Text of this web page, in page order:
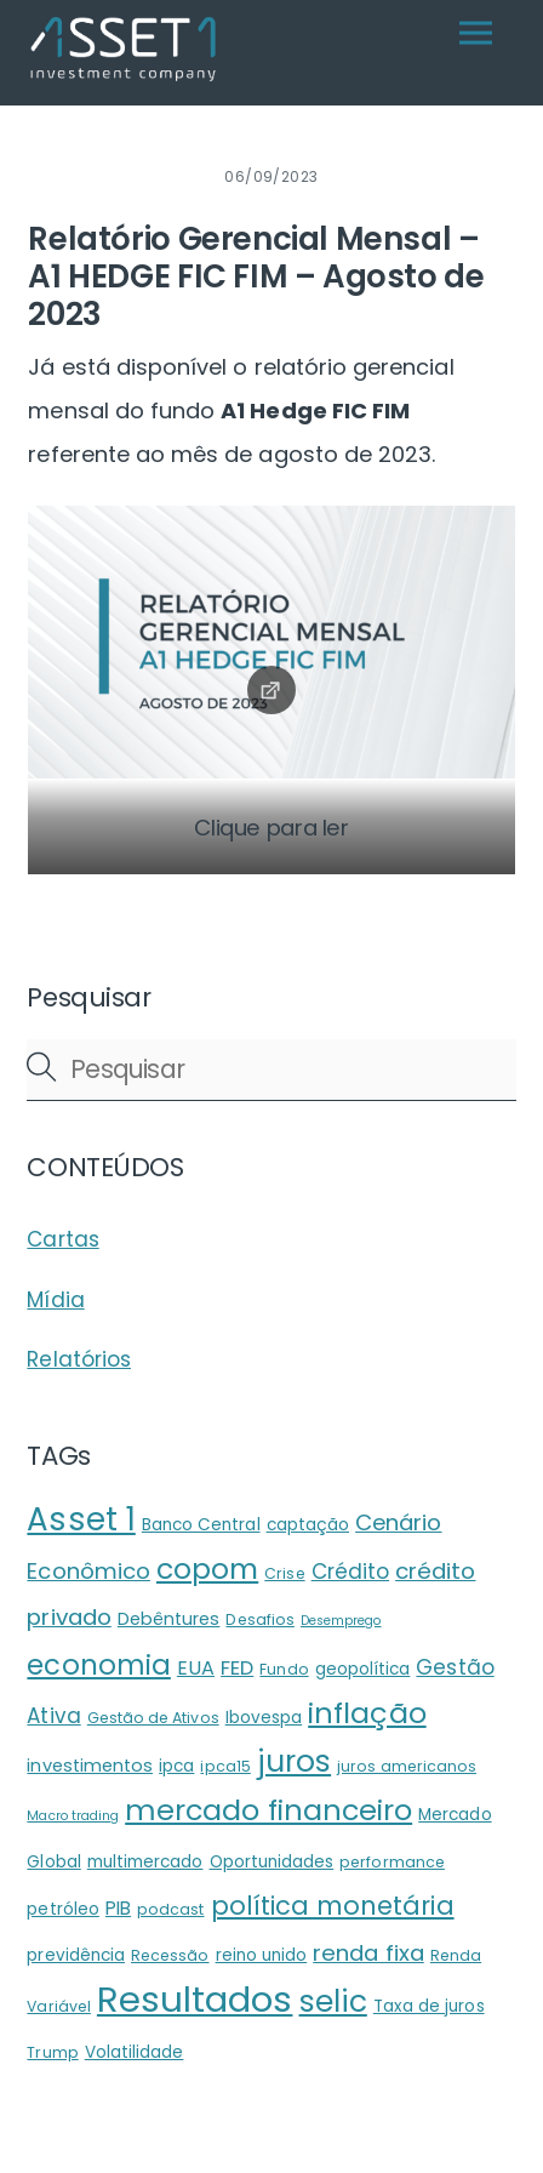
content
Menu
06/09/2023
Relatório Gerencial Mensal –
A1 HEDGE FIC FIM – Agosto de
2023
Já está disponível o relatório gerencial
mensal do fundoA1 Hedge FIC FIM
referente ao mês de agosto de 2023.
Clique para ler
Pesquisar
CONTEÚDOS
Cartas
Mídia
Relatórios
TAGs
Asset 1 Banco Central captação Cenário
Econômico copom Crise Crédito crédito
privado Debêntures Desafios Desemprego
economia EUA FED Fundo geopolítica Gestão
Ativa Gestão de Ativos Ibovespa inflação
investimentos ipca ipca15 juros juros americanos
Macro trading mercado financeiro Mercado
Global multimercado Oportunidades performance
petróleo PIB podcast política monetária
previdência Recessão reino unido renda fixa Renda
Variável Resultados selic Taxa de juros
Trump Volatilidade